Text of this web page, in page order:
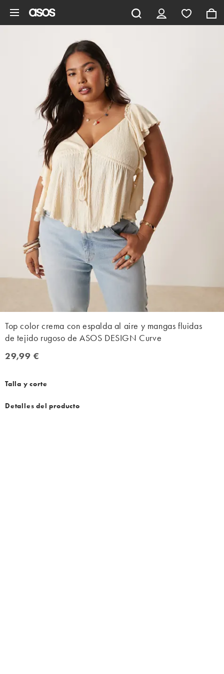
Top color crema con espalda al aire y mangas fluidas
de tejido rugoso de ASOS DESIGN Curve
29,99 €
29,99 €
Talla y corte
Detalles del producto